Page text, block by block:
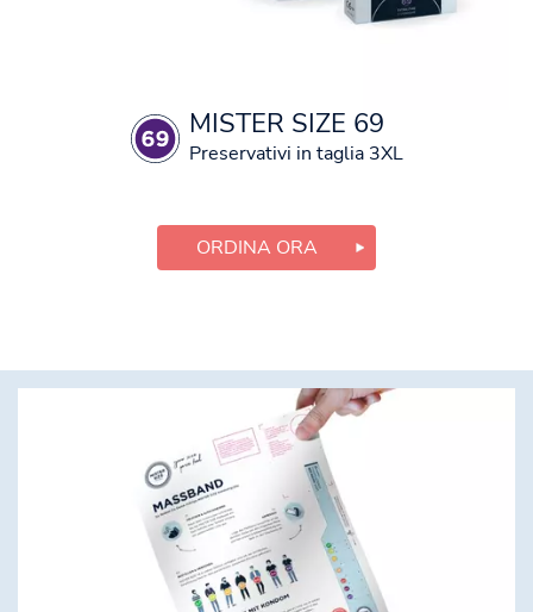
MISTER SIZE 69
Preservativi in taglia 3XL
ORDINA ORA